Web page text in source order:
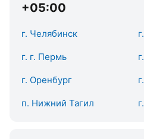
+05:00
г. Челябинск
г. г. Пермь
г. Оренбург
п. Нижний Тагил